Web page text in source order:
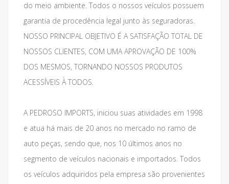
do meio ambiente. Todos o nossos veículos possuem
garantia de procedência legal junto às seguradoras.
NOSSO PRINCIPAL OBJETIVO É A SATISFAÇÃO TOTAL DE
NOSSOS CLIENTES, COM UMA APROVAÇÃO DE 100%
DOS MESMOS, TORNANDO NOSSOS PRODUTOS
ACESSÍVEIS À TODOS.
A PEDROSO IMPORTS, iniciou suas atividades em 1998
e atua há mais de 20 anos no mercado no ramo de
auto peças, sendo que, nos 10 últimos anos no
segmento de veículos nacionais e importados. Todos
os veículos adquiridos pela empresa são provenientes